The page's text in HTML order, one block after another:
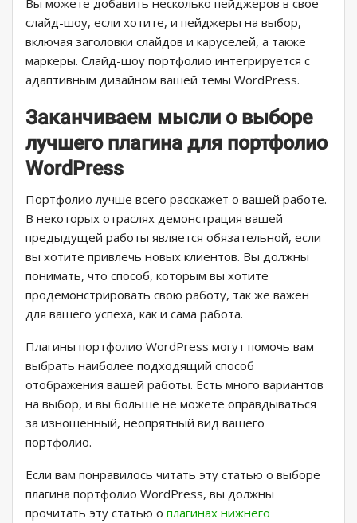
Вы можете добавить несколько пейджеров в свое
слайд-шоу, если хотите, и пейджеры на выбор,
включая заголовки слайдов и каруселей, а также
маркеры. Слайд-шоу портфолио интегрируется с
адаптивным дизайном вашей темы WordPress.
Заканчиваем мысли о выборе
лучшего плагина для портфолио
WordPress
Портфолио лучше всего расскажет о вашей работе.
В некоторых отраслях демонстрация вашей
предыдущей работы является обязательной, если
вы хотите привлечь новых клиентов. Вы должны
понимать, что способ, которым вы хотите
продемонстрировать свою работу, так же важен
для вашего успеха, как и сама работа.
Плагины портфолио WordPress могут помочь вам
выбрать наиболее подходящий способ
отображения вашей работы. Есть много вариантов
на выбор, и вы больше не можете оправдываться
за изношенный, неопрятный вид вашего
портфолио.
Если вам понравилось читать эту статью о выборе
плагина портфолио WordPress, вы должны
прочитать эту статью о плагинах нижнего